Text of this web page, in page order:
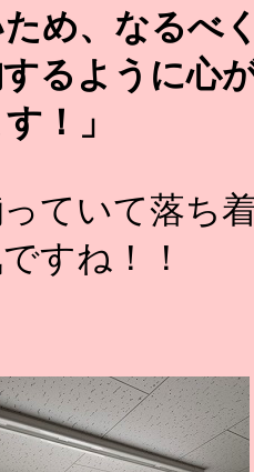
め、なるべ
るように心
！」
ていて落ち
すね！！